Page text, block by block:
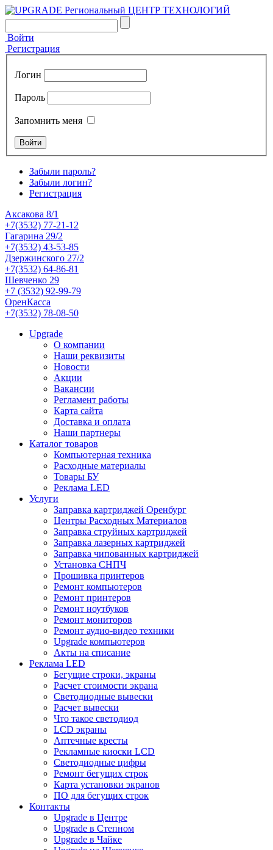
Войти
Регистрация
Логин
Пароль
Запомнить меня
Забыли пароль?
Забыли логин?
Регистрация
Аксакова 8/1
+7(3532) 77-21-12
Гагарина 29/2
+7(3532) 43-53-85
Дзержинского 27/2
+7(3532) 64-86-81
Шевченко 29
+7 (3532) 92-99-79
ОренКасса
+7(3532) 78-08-50
Upgrade
О компании
Наши реквизиты
Новости
Акции
Вакансии
Регламент работы
Карта сайта
Доставка и оплата
Наши партнеры
Каталог товаров
Компьютерная техника
Расходные материалы
Товары БУ
Реклама LED
Услуги
Заправка картриджей Оренбург
Центры Расходных Материалов
Заправка струйных картриджей
Заправка лазерных картриджей
Заправка чипованных картриджей
Установка СНПЧ
Прошивка принтеров
Ремонт компьютеров
Ремонт принтеров
Ремонт ноутбуков
Ремонт мониторов
Ремонт аудио-видео техники
Upgrade компьютеров
Акты на списание
Реклама LED
Бегущие строки, экраны
Расчет стоимости экрана
Светодиодные вывески
Расчет вывески
Что такое светодиод
LCD экраны
Аптечные кресты
Рекламные киоски LCD
Светодиодные цифры
Ремонт бегущих строк
Карта установки экранов
ПО для бегущих строк
Контакты
Upgrade в Центре
Upgrade в Степном
Upgrade в Чайке